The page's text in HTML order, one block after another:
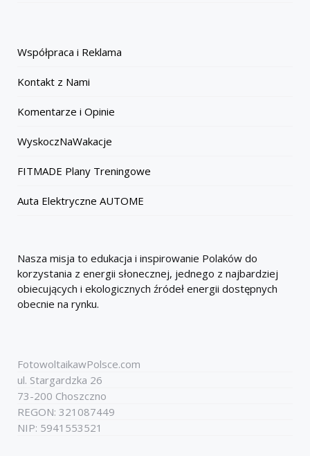
Współpraca i Reklama
Kontakt z Nami
Komentarze i Opinie
WyskoczNaWakacje
FITMADE Plany Treningowe
Auta Elektryczne AUTOME
Nasza misja to edukacja i inspirowanie Polaków do
korzystania z energii słonecznej, jednego z najbardziej
obiecujących i ekologicznych źródeł energii dostępnych
obecnie na rynku.
FotowoltaikawPolsce.com
ul. Stargardzka 26
73-200 Choszczno
REGON: 321087449
NIP: 5941553521